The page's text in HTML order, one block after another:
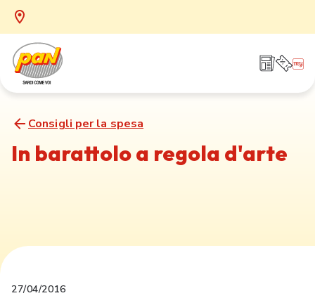
Consigli per la spesa
In barattolo a regola d'arte
27/04/2016